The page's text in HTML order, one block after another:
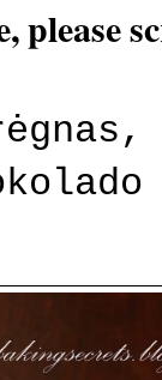
please